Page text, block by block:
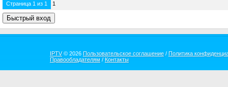
Страница 1 из 1 1
IPTV© 2026 Пользовательское соглашение / Политика
Правообладателям / Контакты